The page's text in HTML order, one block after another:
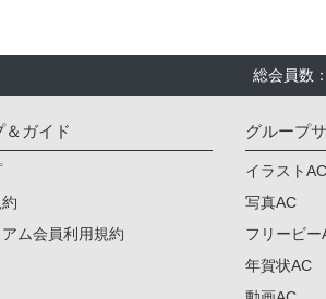
総会員数
＆ガイド
ム会員利用規約
グループ
イラストAC
写真AC
フリービー
年賀状AC